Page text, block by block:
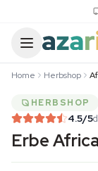
Home Herbshop
HERBSHOP
4.5/5
Erbe